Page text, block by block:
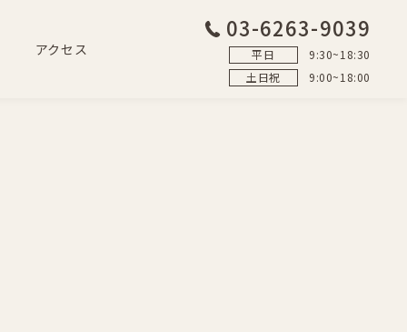
アクセス
03-6263-9039
平日
9:30~18:30
土日祝
9:00~18:00